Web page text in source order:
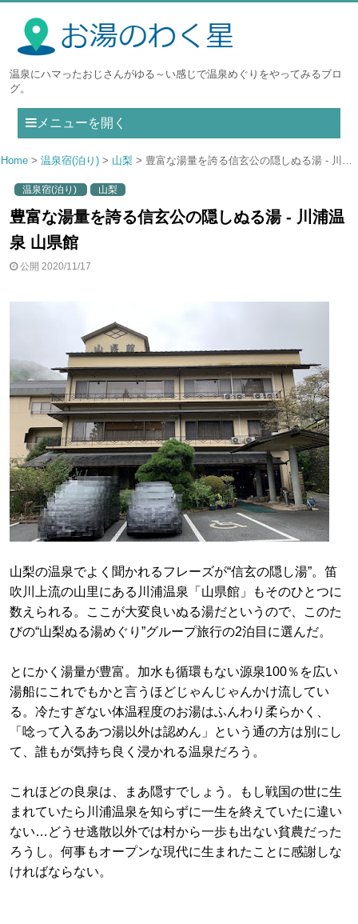
温泉にハマったおじさんがゆる～い感じで温泉めぐりをやってみるブロ
グ。
メニューを開く
Home 温泉宿(泊り) 山梨 豊富な湯量を誇る信玄公の隠しぬる湯 - 川浦温泉 山県館
温泉宿(泊り) 山梨
豊富な湯量を誇る信玄公の隠しぬる湯 - 川浦温
泉 山県館
公開 2020/11/17
山梨の温泉でよく聞かれるフレーズが“信玄の隠し湯”。笛
吹川上流の山里にある川浦温泉「山県館」もそのひとつに
数えられる。ここが大変良いぬる湯だというので、このた
びの“山梨ぬる湯めぐり”グループ旅行の2泊目に選んだ。
とにかく湯量が豊富。加水も循環もない源泉100％を広い
湯船にこれでもかと言うほどじゃんじゃんかけ流してい
る。冷たすぎない体温程度のお湯はふんわり柔らかく、
「唸って入るあつ湯以外は認めん」という通の方は別にし
て、誰もが気持ち良く浸かれる温泉だろう。
これほどの良泉は、まあ隠すでしょう。もし戦国の世に生
まれていたら川浦温泉を知らずに一生を終えていたに違い
ない…どうせ逃散以外では村から一歩も出ない貧農だった
ろうし。何事もオープンな現代に生まれたことに感謝しな
ければならない。